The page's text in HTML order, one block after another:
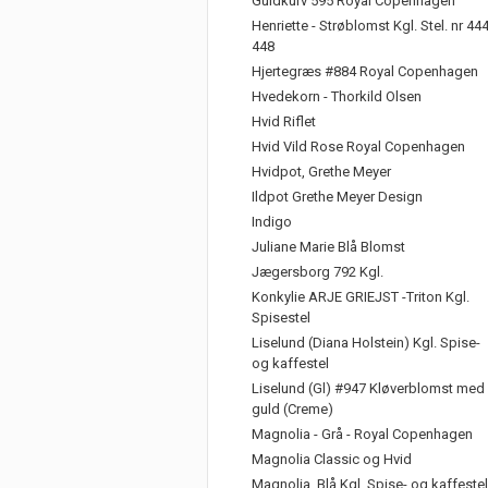
Henriette - Strøblomst Kgl. Stel. nr 444
448
Hjertegræs #884 Royal Copenhagen
Hvedekorn - Thorkild Olsen
Hvid Riflet
Hvid Vild Rose Royal Copenhagen
Hvidpot, Grethe Meyer
Ildpot Grethe Meyer Design
Indigo
Juliane Marie Blå Blomst
Jægersborg 792 Kgl.
Konkylie ARJE GRIEJST -Triton Kgl.
Spisestel
Liselund (Diana Holstein) Kgl. Spise-
og kaffestel
Liselund (Gl) #947 Kløverblomst med
guld (Creme)
Magnolia - Grå - Royal Copenhagen
Magnolia Classic og Hvid
Magnolia, Blå Kgl. Spise- og kaffestel